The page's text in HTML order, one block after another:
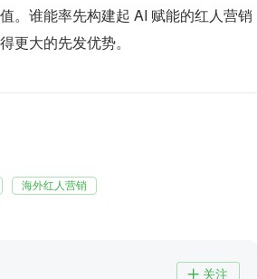
。谁能率先构建起 AI 赋能的红人营销
更大的先发优势。
海外红人营销
 关注